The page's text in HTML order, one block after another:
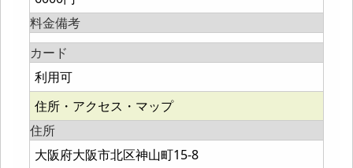
料金備考
カード
利用可
住所・アクセス・マップ
住所
大阪府大阪市北区神山町15-8